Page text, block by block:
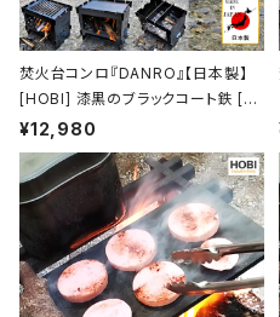
焚火台コンロ『DANRO』【日本製】
[HOBI] 漆黒のブラックコート鉄 [無
骨でタフ] 3WAY グリル＆プレート＆
ゴトク 歪みにくい重厚鉄 (21.5×15.
5×19cm) ソロキャンプ 薪 ロケット
ストーブ [MADE IN JAPAN]
¥12,980